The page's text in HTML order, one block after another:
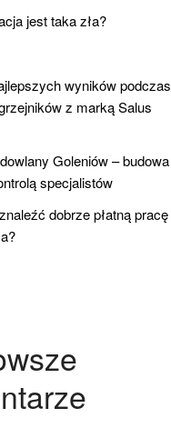
jest taka zła?
wyników podczas
z marką Salus
Goleniów – budowa
specjalistów
dobrze płatną pracę